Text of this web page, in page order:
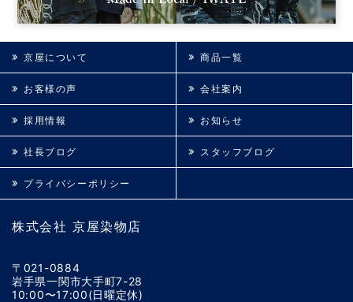
株式会社 京屋染物店
〒021-0884
岩手県一関市大手町7-28
10:00〜17:00(日曜定休)
京屋について 商品一覧
お客様の声 会社案内
採用情報 お知らせ
社長ブログ スタッフブログ
プライバシーポリシー